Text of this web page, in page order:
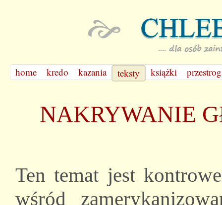
home kredo kazania teksty książki
NAKRYWANIE
Ten temat jest
wśród